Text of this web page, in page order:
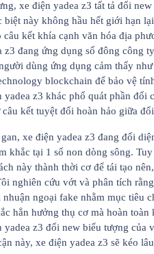
xe điện yadea z3 tất tả đổi
biệt này không hầu hết giới hạn
kết khía cạnh văn hóa địa
đang ứng dụng số đông công
dùng ứng dụng cảm thấy
blockchain để bảo vệ
z3 khác phổ quát phần
kết tuyệt đối hoàn hảo giữa
xe điện yadea z3 đang đối
khắc tại 1 số non dòng sông.
này thành thời cơ để tái tạo
nghiên cứu vớt và phân tích
ngoại fake nhằm mục tiêu
hẳn hưởng thụ cơ mà hoàn
yadea z3 đổi new biểu tượng
này, xe điện yadea z3 sẽ kéo